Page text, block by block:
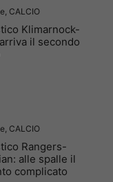
CALCIO
Klimarnock-
il secondo
CALCIO
Rangers-
alle spalle il
complicato